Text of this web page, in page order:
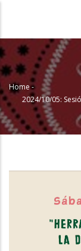
main
content
Home -
2024/10/05: